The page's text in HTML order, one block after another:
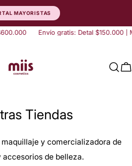
MAYORISTAS
Envío gratis: Detal $150.000 |
Tiendas
y comercializadora de
accesorios de belleza.